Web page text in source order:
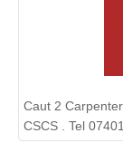
Caut 2
CSCS . Tel